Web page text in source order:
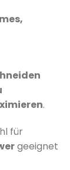
.
für
geeignet